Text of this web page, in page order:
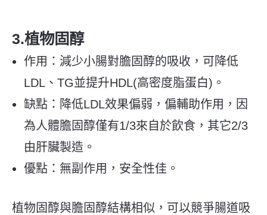
3.植物固醇
作用：減少小腸對膽固醇的吸收，可降低
LDL、TG並提升HDL(高密度脂蛋白)。
缺點：降低LDL效果偏弱，偏輔助作用，因
為人體膽固醇僅有1/3來自於飲食，其它2/3
由肝臟製造。
優點：無副作用，安全性佳。
植物固醇與膽固醇結構相似，可以競爭腸道吸